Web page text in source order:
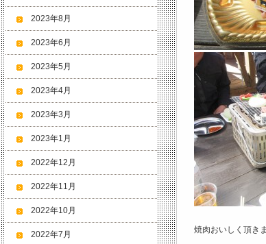
焼肉おいしく頂き
2023年8月
2023年6月
2023年5月
2023年4月
2023年3月
2023年1月
2022年12月
2022年11月
2022年10月
2022年7月